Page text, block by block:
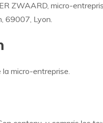
ZWAARD, micro-
69007, Lyon.
micro-entreprise.